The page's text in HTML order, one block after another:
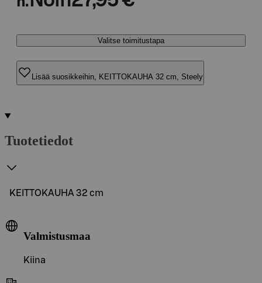
Valitse toimitustapa
Lisää suosikkeihin, KEITTOKAUHA 32 cm, Steely
Tuotetiedot
KEITTOKAUHA 32 cm
Valmistusmaa
Kiina